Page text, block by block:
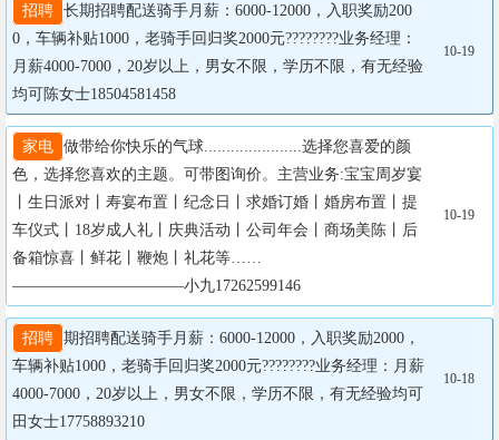
招聘 长期招聘配送骑手月薪：6000-12000，入职奖励200
0，车辆补贴1000，老骑手回归奖2000元????????业务经理：
月薪4000-7000，20岁以上，男女不限，学历不限，有无经验
均可陈女士18504581458
10-19
家电 做带给你快乐的气球......................选择您喜爱的颜
色，选择您喜欢的主题。可带图询价。主营业务:宝宝周岁宴
丨生日派对丨寿宴布置丨纪念日丨求婚订婚丨婚房布置丨提
车仪式丨18岁成人礼丨庆典活动丨公司年会丨商场美陈丨后
备箱惊喜丨鲜花丨鞭炮丨礼花等……
———————————小九17262599146
10-19
招聘 期招聘配送骑手月薪：6000-12000，入职奖励2000，
车辆补贴1000，老骑手回归奖2000元????????业务经理：月薪
4000-7000，20岁以上，男女不限，学历不限，有无经验均可
田女士17758893210
10-18